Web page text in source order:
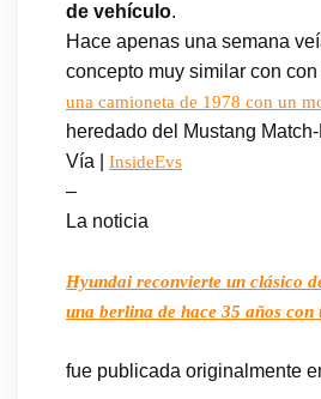
de vehículo.
Hace apenas una semana
concepto muy similar con
una camioneta de 1978 con un
heredado del Mustang Match-
Vía | InsideEvs
–
La noticia
Hyundai reconvierte un clásico
una berlina de hace 35 años con
fue publicada originalmente